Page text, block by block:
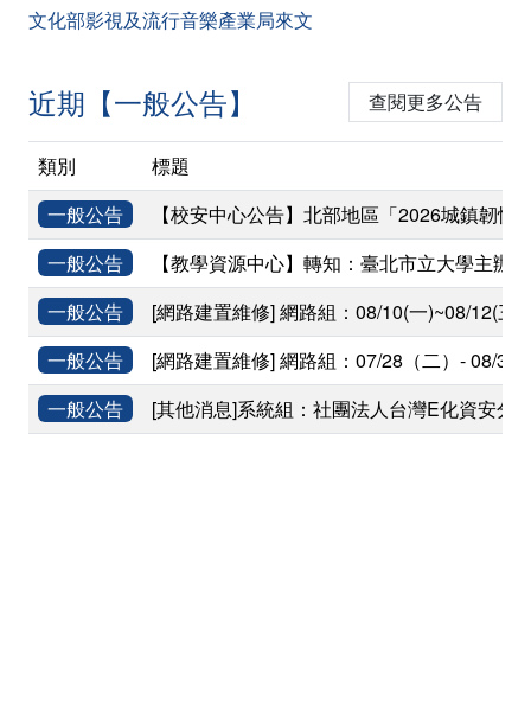
文化部影視及流行音樂產業局來文
近期【一般公告】 查閱更多公告
類別
標題
一般公告
【校安中心公告】北部地區「2026城鎮韌性
一般公告
【教學資源中心】轉知：臺北市立大學主辦
一般公告
[網路建置維修] 網路組：08/10(一)~08/12(
一般公告
[網路建置維修] 網路組：07/28（二）- 08/
一般公告
[其他消息]系統組：社團法人台灣E化資安分